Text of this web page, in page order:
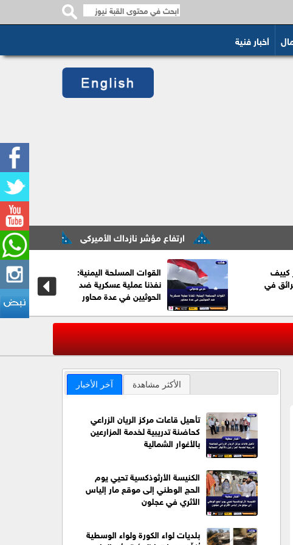
أخبار فنية
ارتفاع مؤشر نازداك الأميركي تشغيل تجريبي لخطّي
كييف
في
القوات المسلحة اليمنية:
نفذنا عملية عسكرية ضد
الحوثيين في عدة محاور
آخر الأخبار الأكثر مشاهدة
تأهيل قاعات مركز الريان الزراعي
كحاضنة تدريبية لخدمة المزارعين
بالأغوار الشمالية
الكنيسة الأرثوذكسية تحيي يوم
الحج الوطني إلى موقع مار إلياس
الأثري في عجلون
بلديات لواء الكورة ولواء الوسطية